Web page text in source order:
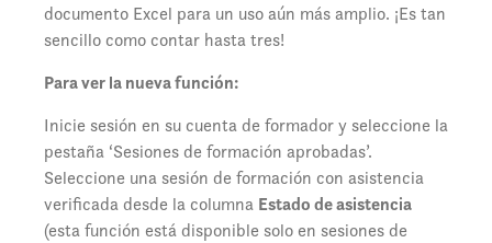
documento Excel para un uso aún más amplio. ¡Es tan
sencillo como contar hasta tres!
Para ver la nueva función:
Inicie sesión en su cuenta de formador y seleccione la
pestaña ‘Sesiones de formación aprobadas’.
Seleccione una sesión de formación con asistencia
verificada desde la columna Estado de asistencia
(esta función está disponible solo en sesiones de